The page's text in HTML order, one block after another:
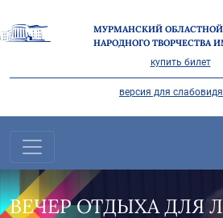
МУРМАНСКИЙ
НАРОДНОГО ТВОРЧЕСТВА
купить билет
версия для
ВЕЧЕР ОТДЫХА ДЛЯ